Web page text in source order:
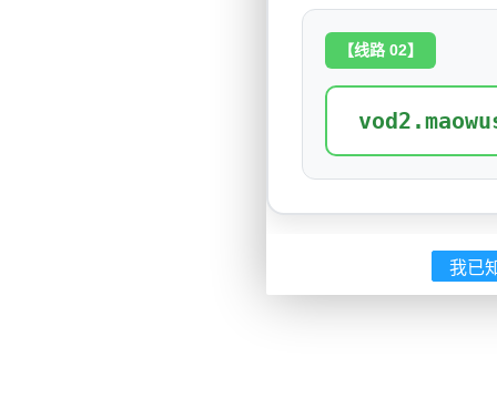
【线路 02】
我已